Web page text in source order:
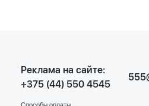
Реклама на сайте:
+375 (44) 550 4545